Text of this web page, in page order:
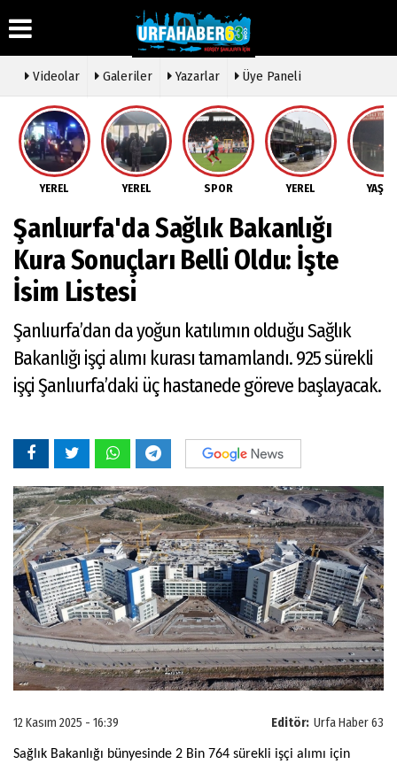
Üye Paneli
Haber
Arşivi
Arşivi
Günün
Haberleri
Hava
Durumu
Gazete
Anketler
Biyografiler
Köşe
Yazarları
Video
Foto
Galeri
Etkinlikler
Künye
İletişim
Çerez
Gizlilik
İlkeleri
Videolar Galeriler Yazarlar Üye Paneli
YEREL YEREL SPOR YEREL
Şanlıurfa'da Sağlık Bakanlığı
Kura Sonuçları Belli Oldu: İşte
İsim Listesi
Şanlıurfa’dan da yoğun katılımın olduğu Sağlık
Bakanlığı işçi alımı kurası tamamlandı. 925 sürekli
işçi Şanlıurfa’daki üç hastanede göreve başlayacak.
Editör: Urfa Haber 63
12 Kasım 2025 - 16:39
Sağlık Bakanlığı bünyesinde 2 Bin 764 sürekli işçi alımı için